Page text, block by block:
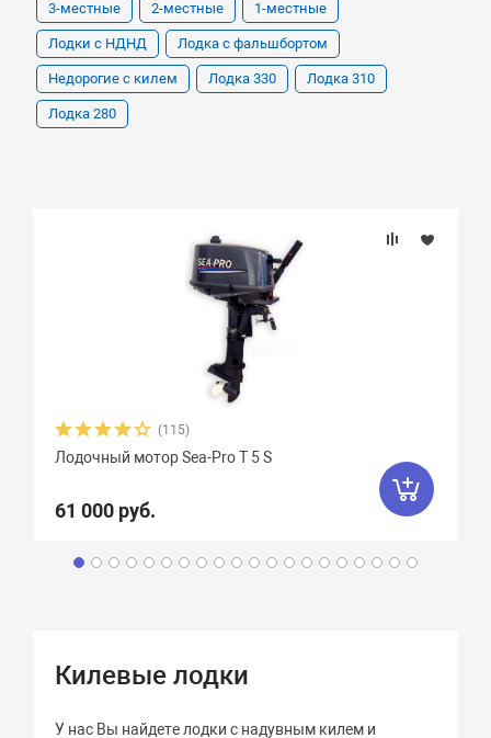
3-местные 2-местные 1-местные
Лодки с НДНД Лодка с фальшбортом
Недорогие с килем Лодка 330 Лодка 310
Лодка 280
(115)
Лодочный мотор Sea-Pro Т 5 S
61 000 руб.
Килевые лодки
У нас Вы найдете лодки с надувным килем и